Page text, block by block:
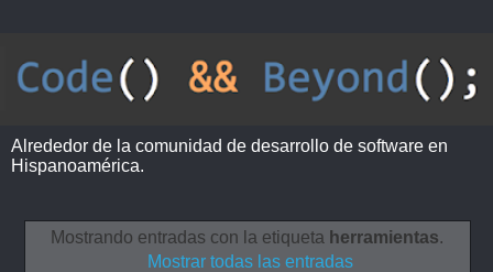
Alrededor de la comunidad de desarrollo de software en
Hispanoamérica.
Mostrando entradas con la etiqueta herramientas.
Mostrar todas las entradas